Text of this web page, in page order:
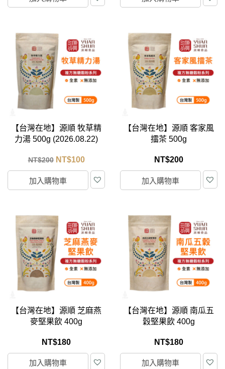
【台灣在地】源順 牧草精
力湯 500g (2026.08.22)
NT$200 NT$100
加入購物車
【台灣在地】源順 客家風
擂茶 500g
NT$200
加入購物車
【台灣在地】源順 芝麻燕
麥堅果飲 400g
NT$180
加入購物車
【台灣在地】源順 南瓜五
穀堅果飲 400g
NT$180
加入購物車